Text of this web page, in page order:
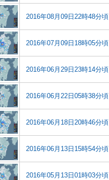
2016年08月09日22時48分頃
2016年07月09日18時05分頃
2016年06月29日23時14分頃
2016年06月22日05時38分頃
2016年06月18日20時46分頃
2016年06月13日15時54分頃
2016年05月13日01時03分頃